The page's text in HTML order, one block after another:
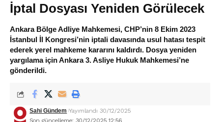
İptal Dosyası Yeniden Görülecek
Ankara Bölge Adliye Mahkemesi, CHP’nin 8 Ekim 2023
İstanbul İl Kongresi’nin iptali davasında usul hatası tespit
ederek yerel mahkeme kararını kaldırdı. Dosya yeniden
yargılama için Ankara 3. Asliye Hukuk Mahkemesi’ne
gönderildi.
Son güncelleme: 30/12/2025 12:56
Sahi Gündem Yayımlandı 30/12/2025